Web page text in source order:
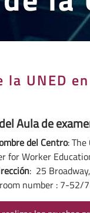
la UNED
Aula de
del Centro:
for Worker
: 25
number : 7-52/